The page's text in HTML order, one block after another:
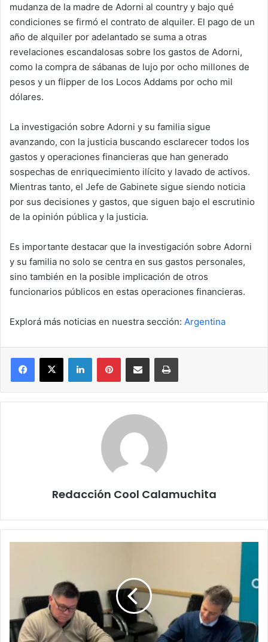
mudanza de la madre de Adorni al country y bajo qué
condiciones se firmó el contrato de alquiler. El pago de un
año de alquiler por adelantado se suma a otras
revelaciones escandalosas sobre los gastos de Adorni,
como la compra de sábanas de lujo por ocho millones de
pesos y un flipper de los Locos Addams por ocho mil
dólares.
La investigación sobre Adorni y su familia sigue
avanzando, con la justicia buscando esclarecer todos los
gastos y operaciones financieras que han generado
sospechas de enriquecimiento ilícito y lavado de activos.
Mientras tanto, el Jefe de Gabinete sigue siendo noticia
por sus decisiones y gastos, que siguen bajo el escrutinio
de la opinión pública y la justicia.
Es importante destacar que la investigación sobre Adorni
y su familia no solo se centra en sus gastos personales,
sino también en la posible implicación de otros
funcionarios públicos en estas operaciones financieras.
Explorá más noticias en nuestra sección: Argentina
Facebook
X LinkedInPinterestCompartir por correo electrónicoImprimir
Redacción Cool Calamuchita
Salud:
APROSS
y
Instituto